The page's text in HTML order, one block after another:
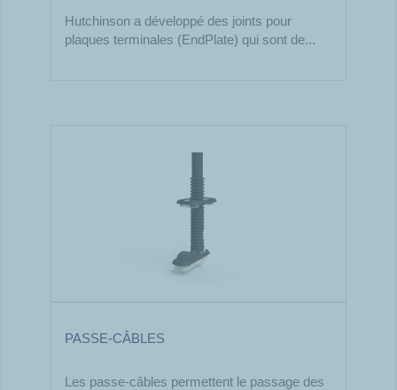
Hutchinson a développé des joints pour
plaques terminales (EndPlate) qui sont de...
PASSE-CÂBLES
Les passe-câbles permettent le passage des